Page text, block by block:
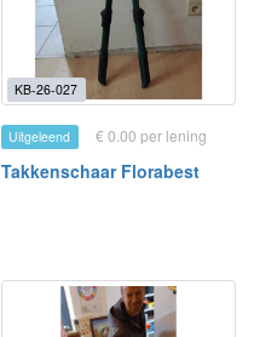
KB-26-027
Uitgeleend € 0.00 per lening
Takkenschaar Florabest